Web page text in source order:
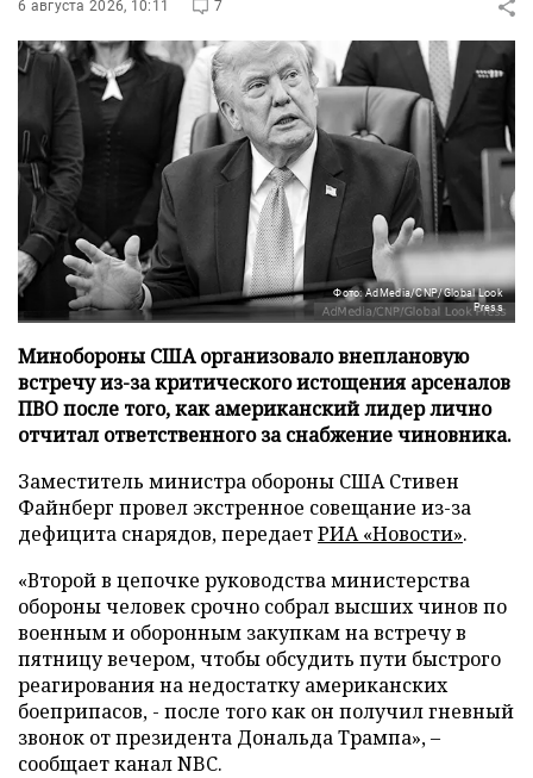
6 августа 2026, 10:11 7
Фото: AdMedia/CNP/Global Look
Press
Минобороны США организовало внеплановую
встречу из-за критического истощения арсеналов
ПВО после того, как американский лидер лично
отчитал ответственного за снабжение чиновника.
Заместитель министра обороны США Стивен
Файнберг провел экстренное совещание из-за
дефицита снарядов, передаетРИА «Новости».
«Второй в цепочке руководства министерства
обороны человек срочно собрал высших чинов по
военным и оборонным закупкам на встречу в
пятницу вечером, чтобы обсудить пути быстрого
реагирования на недостатку американских
боеприпасов, - после того как он получил гневный
звонок от президента Дональда Трампа», –
сообщает канал NBC.